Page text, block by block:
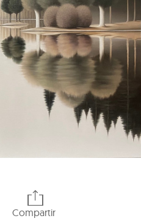
Compartir